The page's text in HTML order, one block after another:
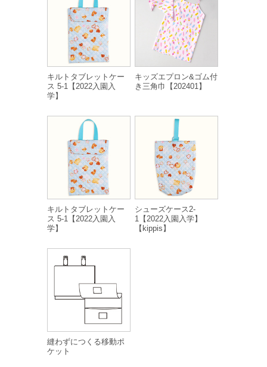
キルトタブレットケー
ス 5-1【2022入園入
学】
キッズエプロン&ゴム付
き三角巾【202401】
キルトタブレットケー
ス 5-1【2022入園入
学】
シューズケース2-
1【2022入園入学】
【kippis】
縫わずにつくる移動ポ
ケット